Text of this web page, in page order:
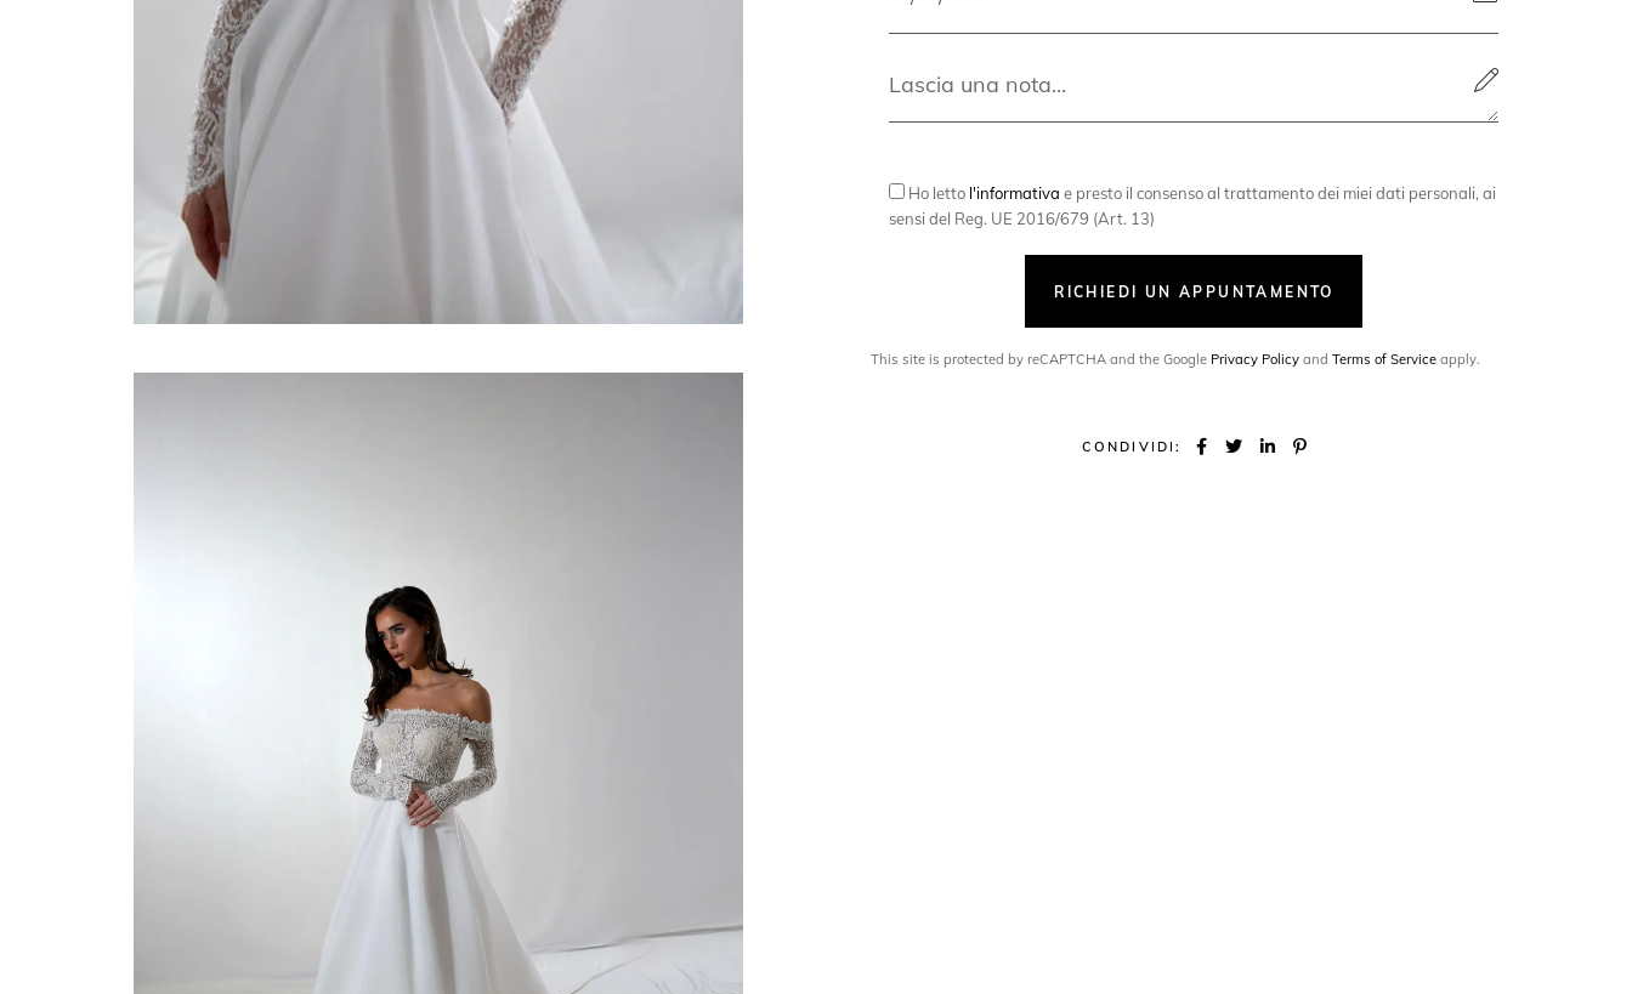
Ho letto l'informativa e presto il consenso al trattamento dei miei dati personali, ai
sensi del Reg. UE 2016/679 (Art. 13)
RICHIEDI UN APPUNTAMENTO
This site is protected by reCAPTCHA and the Google Privacy Policy and Terms of Service apply.
CONDIVIDI: